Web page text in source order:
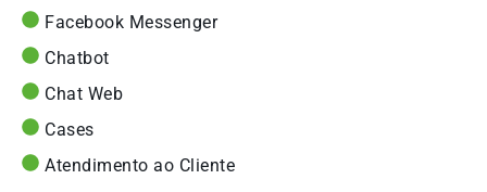
Facebook Messenger
Chatbot
Chat Web
Cases
Atendimento ao Cliente